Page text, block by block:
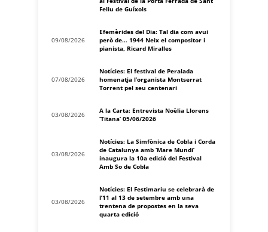
Feliu de Guíxols
09/08/2026
Efemèrides del Dia: Tal dia com avui
però de… 1944 Neix el compositor i
pianista, Ricard Miralles
07/08/2026
Notícies: El festival de Peralada
homenatja l’organista Montserrat
Torrent pel seu centenari
03/08/2026
A la Carta: Entrevista Noèlia Llorens
‘Titana’ 05/06/2026
03/08/2026
Notícies: La Simfònica de Cobla i Corda
de Catalunya amb ‘Mare Mundi’
inaugura la 10a edició del Festival
Amb So de Cobla
03/08/2026
Notícies: El Festimariu se celebrarà de
l’11 al 13 de setembre amb una
trentena de propostes en la seva
quarta edició